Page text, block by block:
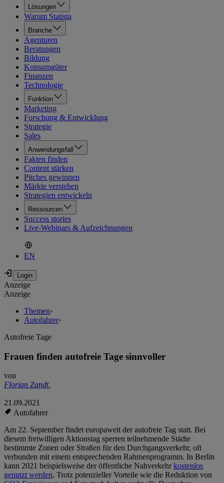
Lösungen
Warum Statista
Branche
Agenturen
Beratungen
Bildung
Konsumgüter
Finanzen
Technologie
Funktion
Marketing
Forschung & Entwicklung
Strategie
Sales
Anwendungsfall
Fakten finden
Content stärken
Pitches gewinnen
Märkte verstehen
Strategien entwickeln
Ressourcen
Success stories
Live-Webinars & Aufzeichnungen
EN
Anzeige
Anzeige
Themen›
Autofahrer›
Autofreie Tage
Frauen finden autofreie Tage sinnvoller
von
Florian Zandt,
21.09.2021
Autofahrer
Am 22. September findet europaweit der autofreie Tag statt. Bei
diesem freiwilligen Aktionstag sperren teilnehmende Städte
bestimmte Zonen oder Straßen für den Durchgangsverkehr, oft
verbunden mit einem entsprechenden Rahmenprogramm. In Berlin
kann 2021 beispielsweise der öffentliche Nahverkehrkostenlos
genutzt werden. Trotz potenzieller Vorteile wie die Reduktion von